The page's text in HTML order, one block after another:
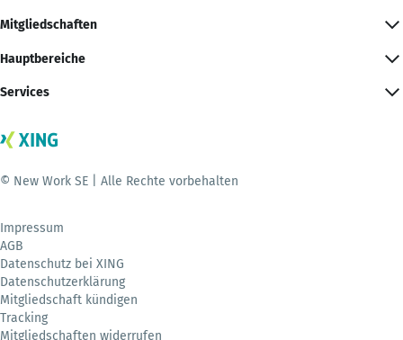
Mitgliedschaften
Hauptbereiche
Services
© New Work SE | Alle Rechte vorbehalten
Impressum
AGB
Datenschutz bei XING
Datenschutzerklärung
Mitgliedschaft kündigen
Tracking
Mitgliedschaften widerrufen